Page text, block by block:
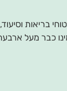
בריאות
כבר מעל